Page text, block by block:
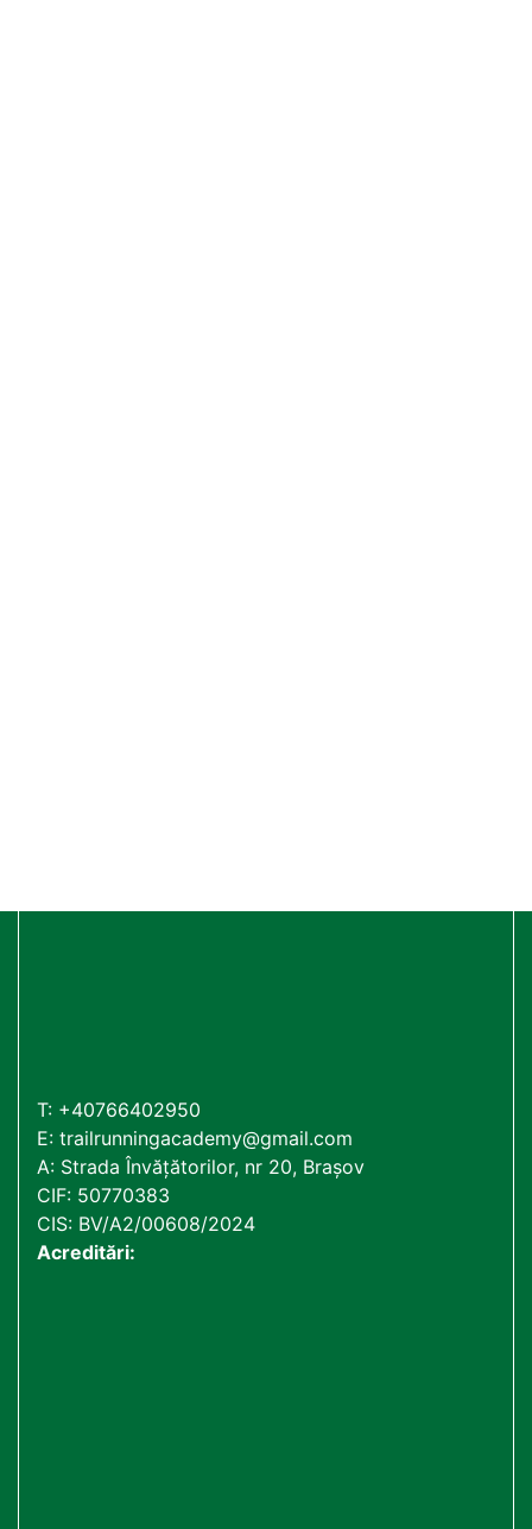
T: +40766402950
E: trailrunningacademy@gmail.com
A: Strada Învățătorilor, nr 20, Brașov
CIF: 50770383
CIS: BV/A2/00608/2024
Acreditări: